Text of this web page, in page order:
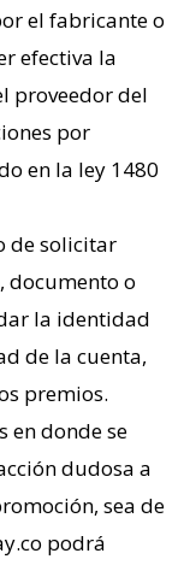
el fabricante o
efectiva la
proveedor del
por
en la ley 1480
de solicitar
documento o
la identidad
de la cuenta,
premios.
en donde se
dudosa a
sea de
podrá